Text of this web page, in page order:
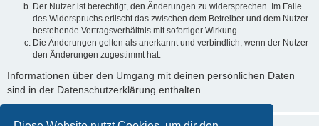
Der Nutzer ist berechtigt, den Änderungen zu widersprechen. Im Falle
des Widerspruchs erlischt das zwischen dem Betreiber und dem Nutzer
bestehende Vertragsverhältnis mit sofortiger Wirkung.
Die Änderungen gelten als anerkannt und verbindlich, wenn der Nutzer
den Änderungen zugestimmt hat.
Informationen über den Umgang mit deinen persönlichen Daten
sind in der Datenschutzerklärung enthalten.